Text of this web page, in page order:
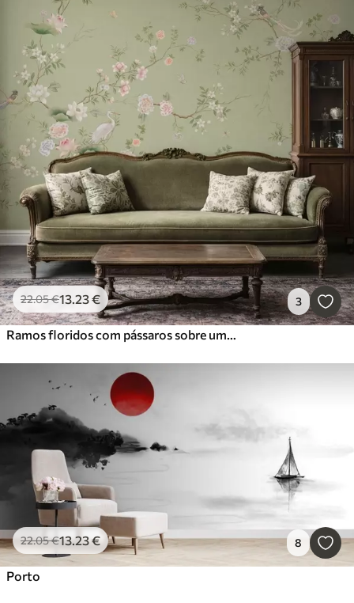
22.05€13.23€ 3
Ramos floridos com pássaros sobre um fundo verde claro
22.05€13.23€ 8
Porto